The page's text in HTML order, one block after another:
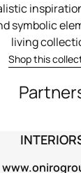
symbolic
living
Shop this